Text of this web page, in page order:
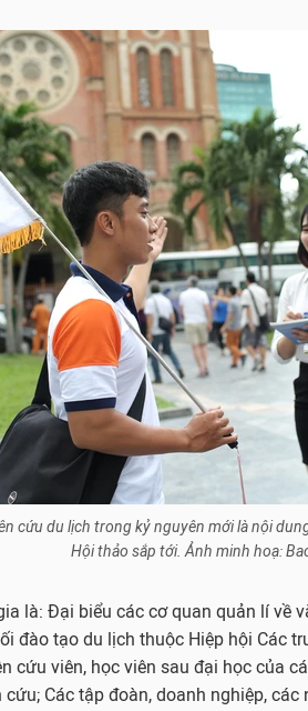
cứu du lịch trong kỷ nguyên mới là nội
Hội thảo sắp tới. Ảnh minh hoạ:
là: Đại biểu các cơ quan quản lí về
đào tạo du lịch thuộc Hiệp hội Các
cứu viên, học viên sau đại học của
Các tập đoàn, doanh nghiệp,